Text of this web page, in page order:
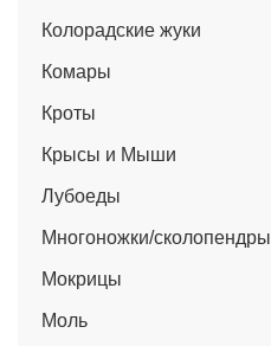
Колорадские жуки
Комары
Кроты
Крысы и Мыши
Лубоеды
Многоножки/сколопендры
Мокрицы
Моль